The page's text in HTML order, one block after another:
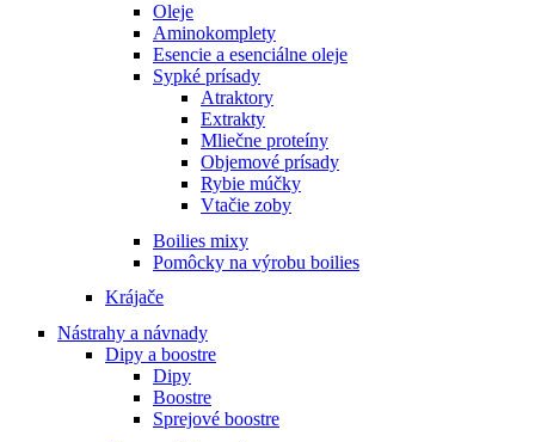
Oleje
Aminokomplety
Esencie a esenciálne oleje
Sypké prísady
Atraktory
Extrakty
Mliečne proteíny
Objemové prísady
Rybie múčky
Vtačie zoby
Boilies mixy
Pomôcky na výrobu boilies
Krájače
Nástrahy a návnady
Dipy a boostre
Dipy
Boostre
Sprejové boostre